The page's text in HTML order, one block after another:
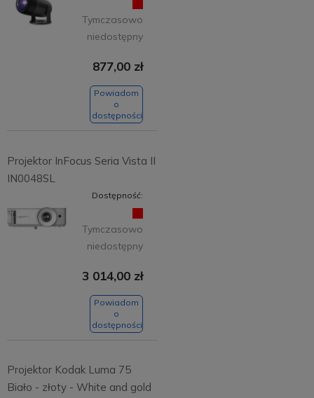
Tymczasowo
niedostępny
877,00 zł
Powiadom
o
dostępności
Projektor InFocus Seria Vista II
IN0048SL
Dostępność:
Tymczasowo
niedostępny
3 014,00 zł
Powiadom
o
dostępności
Projektor Kodak Luma 75
Biało - złoty - White and gold